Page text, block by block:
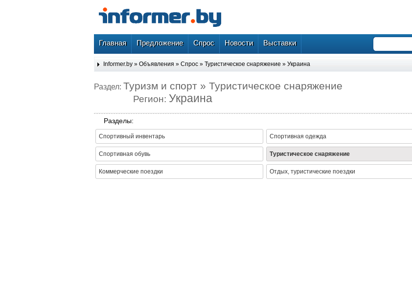
Главная Предложение Спрос Новости Выставки
Informer.by » Объявления » Спрос » Туристическое снаряжение » Украина
Раздел: Туризм и спорт » Туристическое снаряжение
Регион: Украина
Разделы:
Спортивный инвентарь Спортивная одежда
Спортивная обувь Туристическое снаряжение
Коммерческие поездки Отдых, туристические поездки